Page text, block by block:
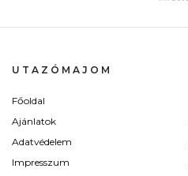
UTAZÓMAJOM
Főoldal
Ajánlatok
Adatvédelem
Impresszum